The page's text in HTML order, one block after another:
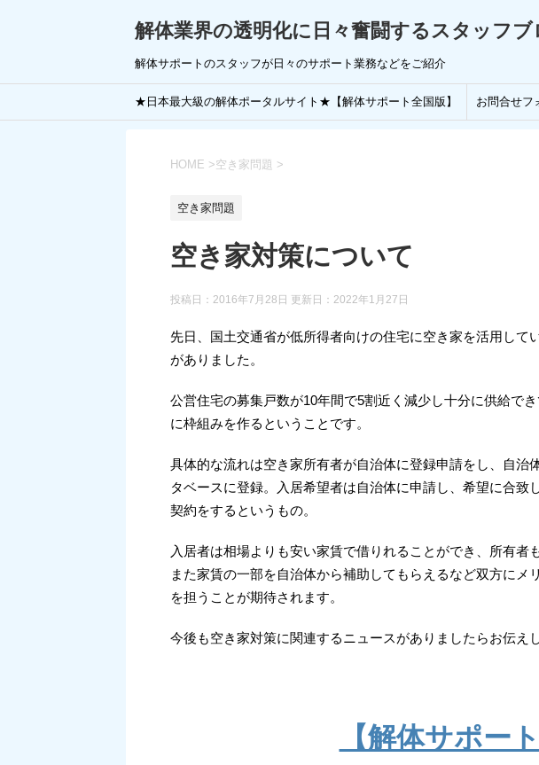
解体業界の透明化に日々奮闘するスタッフブ
解体サポートのスタッフが日々のサポート業務などをご紹介
★日本最大級の解体ポータルサイト★【解体サポート全国版】 お問合せフ
HOME >空き家問題 >
空き家問題
空き家対策について
投稿日：2016年7月28日 更新日： 2022年1月27日
先日、国土交通省が低所得者向けの住宅に空き家を活用して
がありました。
公営住宅の募集戸数が10年間で5割近く減少し十分に供給で
に枠組みを作るということです。
具体的な流れは空き家所有者が自治体に登録申請をし、自治
タベースに登録。入居希望者は自治体に申請し、希望に合致
契約をするというもの。
入居者は相場よりも安い家賃で借りれることができ、所有者
また家賃の一部を自治体から補助してもらえるなど双方にメ
を担うことが期待されます。
今後も空き家対策に関連するニュースがありましたらお伝え
【解体サポート